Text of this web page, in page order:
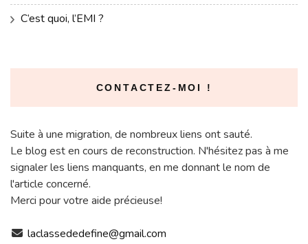
C’est quoi, l’EMI ?
CONTACTEZ-MOI !
Suite à une migration, de nombreux liens ont sauté.
Le blog est en cours de reconstruction. N'hésitez pas à me
signaler les liens manquants, en me donnant le nom de
l'article concerné.
Merci pour votre aide précieuse!
laclassededefine@gmail.com